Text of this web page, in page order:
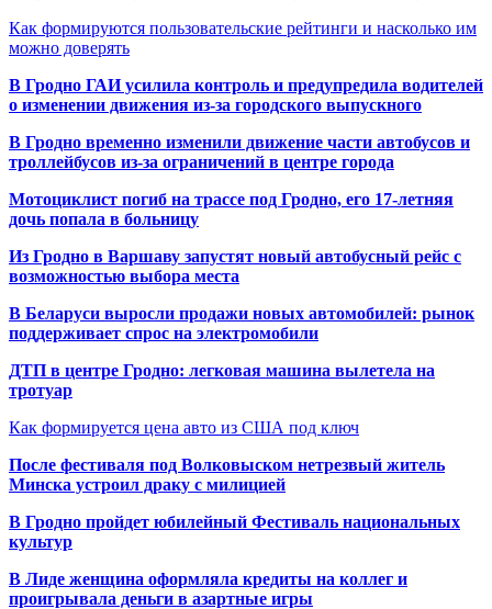
Как формируются пользовательские рейтинги и насколько им
можно доверять
В Гродно ГАИ усилила контроль и предупредила водителей
о изменении движения из-за городского выпускного
В Гродно временно изменили движение части автобусов и
троллейбусов из-за ограничений в центре города
Мотоциклист погиб на трассе под Гродно, его 17-летняя
дочь попала в больницу
Из Гродно в Варшаву запустят новый автобусный рейс с
возможностью выбора места
В Беларуси выросли продажи новых автомобилей: рынок
поддерживает спрос на электромобили
ДТП в центре Гродно: легковая машина вылетела на
тротуар
Как формируется цена авто из США под ключ
После фестиваля под Волковыском нетрезвый житель
Минска устроил драку с милицией
В Гродно пройдет юбилейный Фестиваль национальных
культур
В Лиде женщина оформляла кредиты на коллег и
проигрывала деньги в азартные игры